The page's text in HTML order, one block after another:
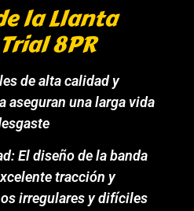
la Llanta
8PR
de alta calidad y
aseguran una larga vida
El diseño de la banda
tracción y
irregulares y difíciles